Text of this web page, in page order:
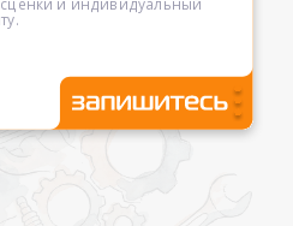
и индивидуальный